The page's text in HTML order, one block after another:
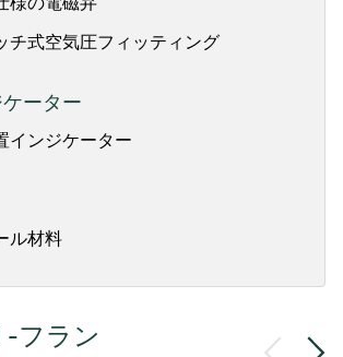
チ式空気圧フィッティング
ーター
インジケーター
ル材料
-フラン